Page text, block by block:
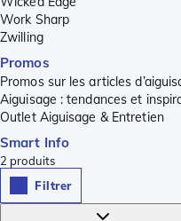
Work Sharp
Zwilling
Promos
Promos sur les articles
Aiguisage : tendances et
Outlet Aiguisage & Entretien
Smart Info
2 produits
Filtrer